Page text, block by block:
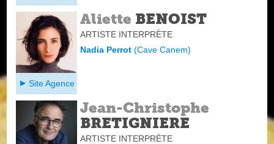
Aliette BENOIST
ARTISTE INTERPRÈTE
Nadia Perrot(Cave Canem)
Site Agence
Jean-Christophe
BRETIGNIERE
ARTISTE INTERPRÈTE